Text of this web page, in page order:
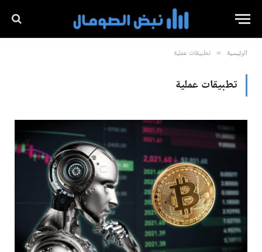
الرئيسية » تطبيقات عملية
تطبيقات عملية